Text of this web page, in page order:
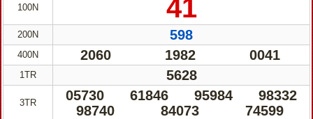
100N 41
200N 598
400N 2060 1982 0041
1TR 5628
3TR 05730 61846 95984
98332
98740
84073 74599